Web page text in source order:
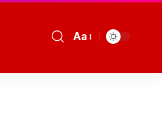
Aa